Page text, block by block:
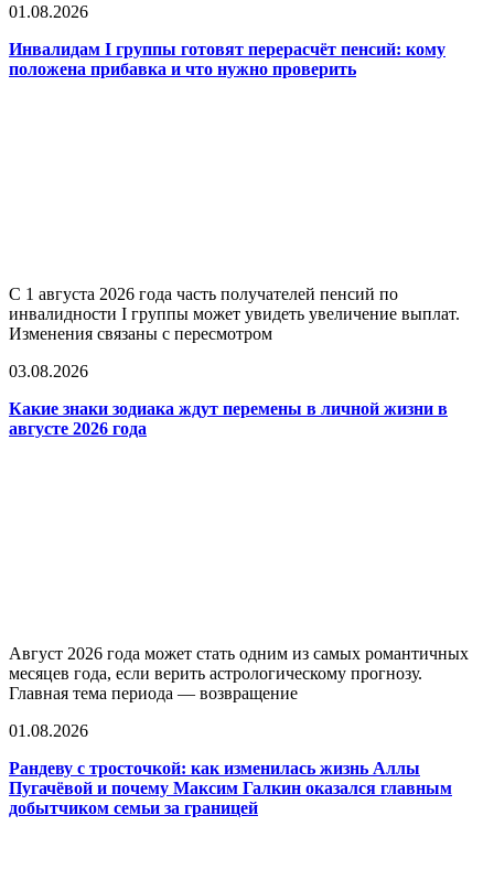
01.08.2026
Инвалидам I группы готовят перерасчёт пенсий: кому
положена прибавка и что нужно проверить
С 1 августа 2026 года часть получателей пенсий по
инвалидности I группы может увидеть увеличение выплат.
Изменения связаны с пересмотром
03.08.2026
Какие знаки зодиака ждут перемены в личной жизни в
августе 2026 года
Август 2026 года может стать одним из самых романтичных
месяцев года, если верить астрологическому прогнозу.
Главная тема периода — возвращение
01.08.2026
Рандеву с тросточкой: как изменилась жизнь Аллы
Пугачёвой и почему Максим Галкин оказался главным
добытчиком семьи за границей